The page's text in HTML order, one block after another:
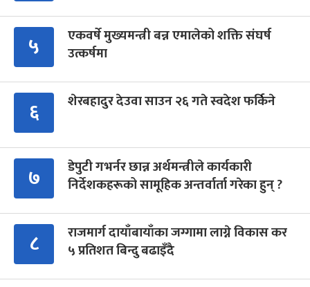
५
एकवर्षे मुख्यमन्त्री बन्न एमालेको शक्ति संघर्ष
उत्कर्षमा
६ शेरबहादुर देउवा साउन २६ गते स्वदेश फर्किने
७
डेपुटी गभर्नर छान्न अर्थमन्त्रीले कार्यकारी
निर्देशकहरूको सामूहिक अन्तर्वार्ता गरेका हुन् ?
८
राजमार्ग दायाँबायाँका जग्गामा लाग्ने विकास कर
५ प्रतिशत बिन्दु बढाइँदै